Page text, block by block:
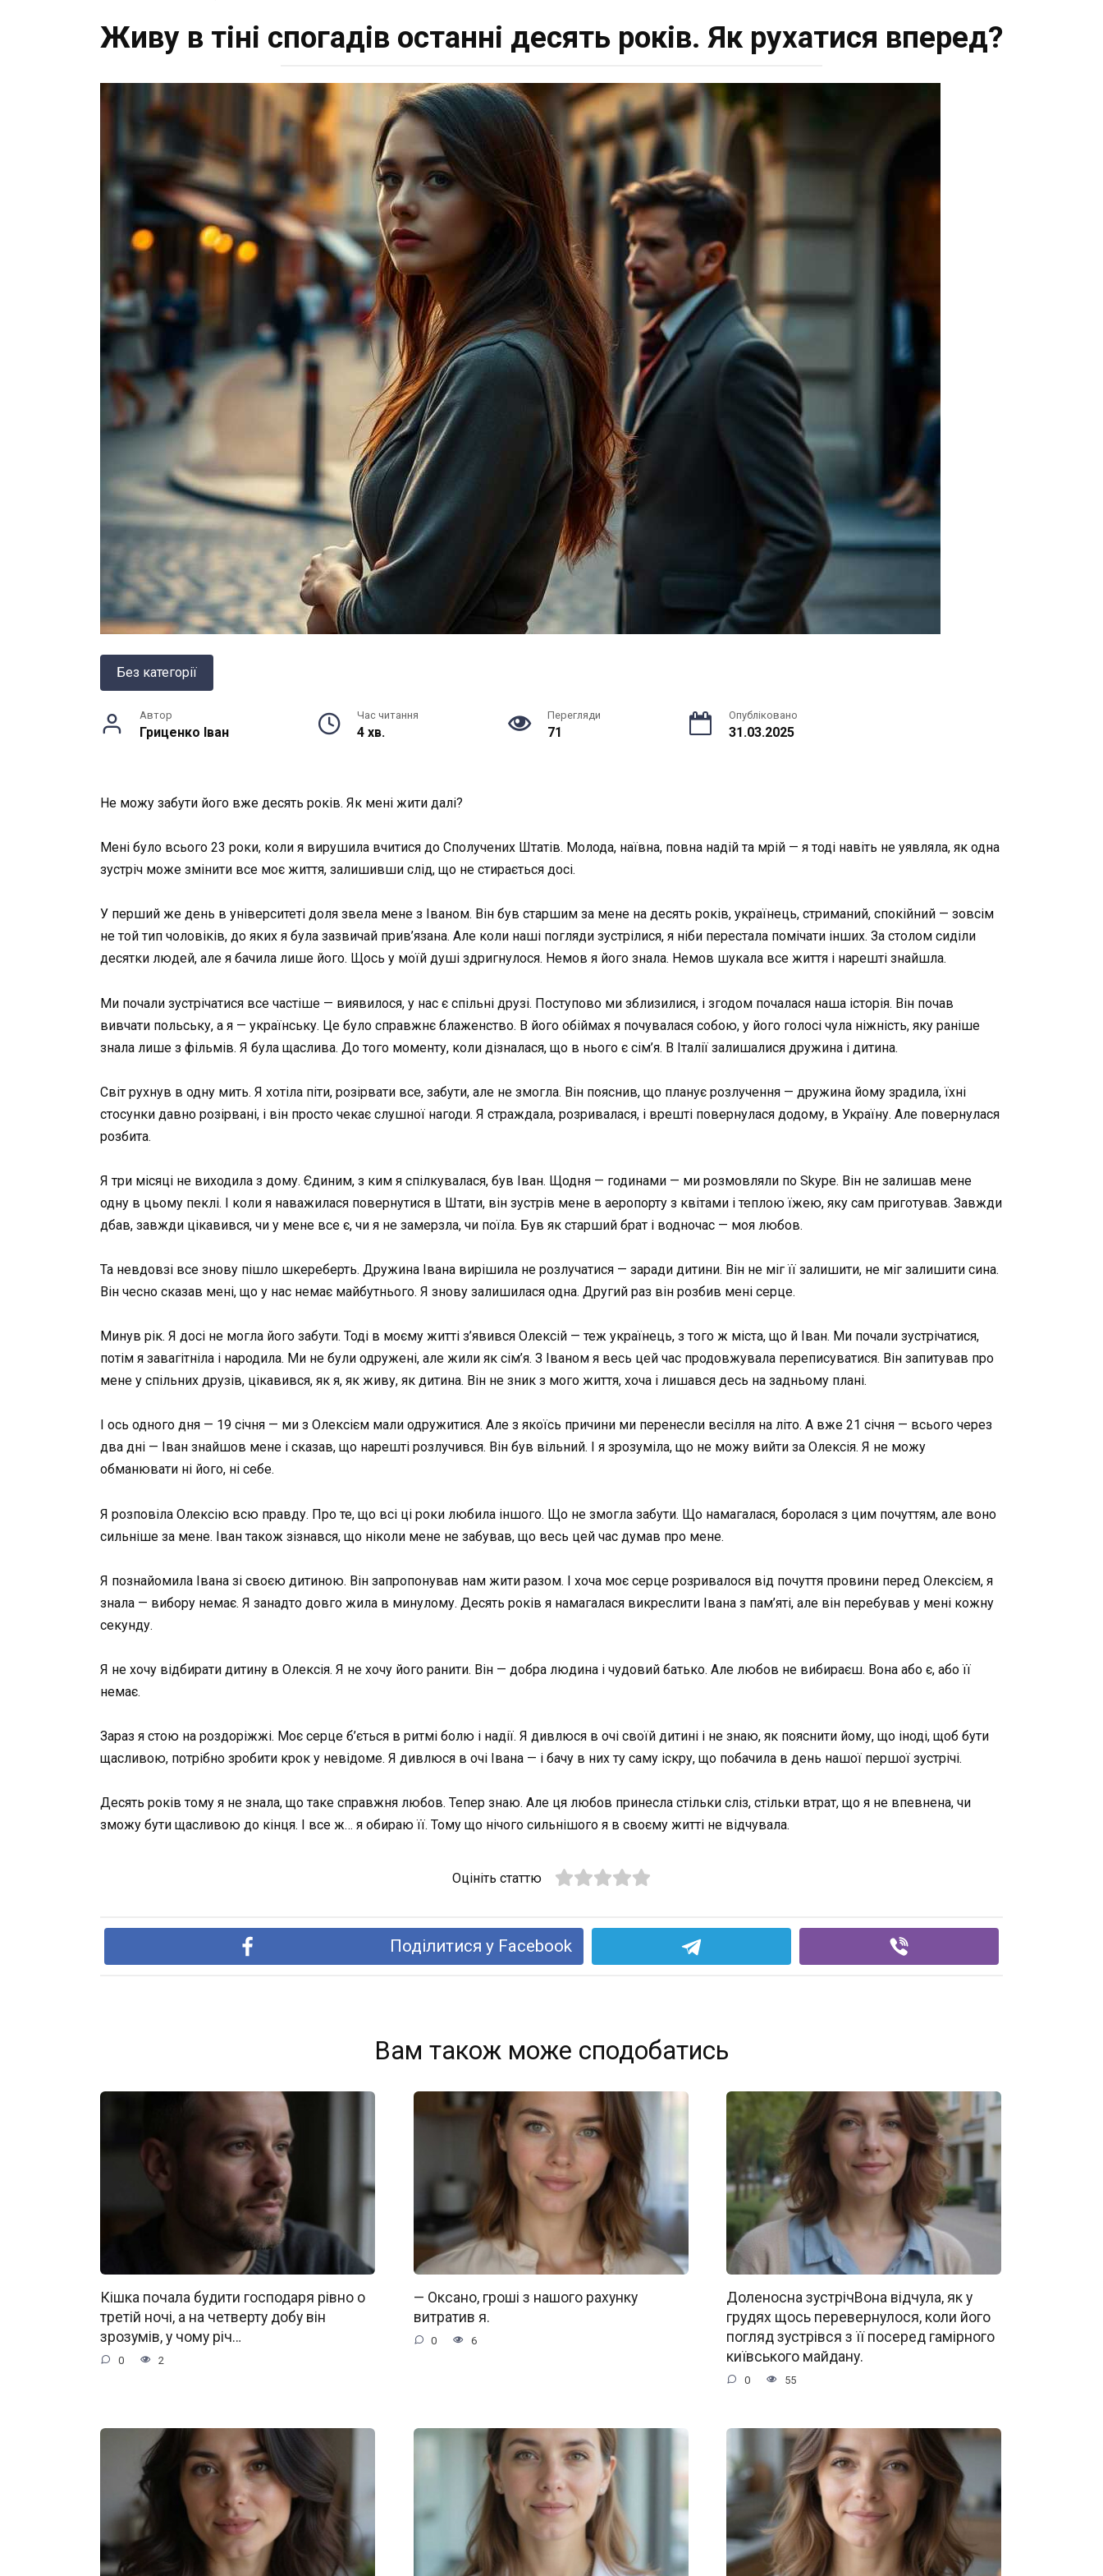
Живу в тіні спогадів останні десять років. Як рухатися вперед?
Без категорії
Автор
Гриценко Іван
Час читання
4 хв.
Перегляди
71
Опубліковано
31.03.2025
Не можу забути його вже десять років. Як мені жити далі?
Мені було всього 23 роки, коли я вирушила вчитися до Сполучених Штатів. Молода, наївна, повна надій та мрій — я тоді навіть не уявляла, як одна
зустріч може змінити все моє життя, залишивши слід, що не стирається досі.
У перший же день в університеті доля звела мене з Іваном. Він був старшим за мене на десять років, українець, стриманий, спокійний — зовсім
не той тип чоловіків, до яких я була зазвичай прив’язана. Але коли наші погляди зустрілися, я ніби перестала помічати інших. За столом сиділи
десятки людей, але я бачила лише його. Щось у моїй душі здригнулося. Немов я його знала. Немов шукала все життя і нарешті знайшла.
Ми почали зустрічатися все частіше — виявилося, у нас є спільні друзі. Поступово ми зблизилися, і згодом почалася наша історія. Він почав
вивчати польську, а я — українську. Це було справжнє блаженство. В його обіймах я почувалася собою, у його голосі чула ніжність, яку раніше
знала лише з фільмів. Я була щаслива. До того моменту, коли дізналася, що в нього є сім’я. В Італії залишалися дружина і дитина.
Світ рухнув в одну мить. Я хотіла піти, розірвати все, забути, але не змогла. Він пояснив, що планує розлучення — дружина йому зрадила, їхні
стосунки давно розірвані, і він просто чекає слушної нагоди. Я страждала, розривалася, і врешті повернулася додому, в Україну. Але повернулася
розбита.
Я три місяці не виходила з дому. Єдиним, з ким я спілкувалася, був Іван. Щодня — годинами — ми розмовляли по Skype. Він не залишав мене
одну в цьому пеклі. І коли я наважилася повернутися в Штати, він зустрів мене в аеропорту з квітами і теплою їжею, яку сам приготував. Завжди
дбав, завжди цікавився, чи у мене все є, чи я не замерзла, чи поїла. Був як старший брат і водночас — моя любов.
Та невдовзі все знову пішло шкереберть. Дружина Івана вирішила не розлучатися — заради дитини. Він не міг її залишити, не міг залишити сина.
Він чесно сказав мені, що у нас немає майбутнього. Я знову залишилася одна. Другий раз він розбив мені серце.
Минув рік. Я досі не могла його забути. Тоді в моєму житті з’явився Олексій — теж українець, з того ж міста, що й Іван. Ми почали зустрічатися,
потім я завагітніла і народила. Ми не були одружені, але жили як сім’я. З Іваном я весь цей час продовжувала переписуватися. Він запитував про
мене у спільних друзів, цікавився, як я, як живу, як дитина. Він не зник з мого життя, хоча і лишався десь на задньому плані.
І ось одного дня — 19 січня — ми з Олексієм мали одружитися. Але з якоїсь причини ми перенесли весілля на літо. А вже 21 січня — всього через
два дні — Іван знайшов мене і сказав, що нарешті розлучився. Він був вільний. І я зрозуміла, що не можу вийти за Олексія. Я не можу
обманювати ні його, ні себе.
Я розповіла Олексію всю правду. Про те, що всі ці роки любила іншого. Що не змогла забути. Що намагалася, боролася з цим почуттям, але воно
сильніше за мене. Іван також зізнався, що ніколи мене не забував, що весь цей час думав про мене.
Я познайомила Івана зі своєю дитиною. Він запропонував нам жити разом. І хоча моє серце розривалося від почуття провини перед Олексієм, я
знала — вибору немає. Я занадто довго жила в минулому. Десять років я намагалася викреслити Івана з пам’яті, але він перебував у мені кожну
секунду.
Я не хочу відбирати дитину в Олексія. Я не хочу його ранити. Він — добра людина і чудовий батько. Але любов не вибираєш. Вона або є, або її
немає.
Зараз я стою на роздоріжжі. Моє серце б’ється в ритмі болю і надії. Я дивлюся в очі своїй дитині і не знаю, як пояснити йому, що іноді, щоб бути
щасливою, потрібно зробити крок у невідоме. Я дивлюся в очі Івана — і бачу в них ту саму іскру, що побачила в день нашої першої зустрічі.
Десять років тому я не знала, що таке справжня любов. Тепер знаю. Але ця любов принесла стільки сліз, стільки втрат, що я не впевнена, чи
зможу бути щасливою до кінця. І все ж… я обираю її. Тому що нічого сильнішого я в своєму житті не відчувала.
Оцініть статтю
Поділитися у Facebook
Вам також може сподобатись
Кішка почала будити господаря рівно о
третій ночі, а на четверту добу він
зрозумів, у чому річ…
0 2
— Оксано, гроші з нашого рахунку
витратив я.
0 6
Доленосна зустрічВона відчула, як у
грудях щось перевернулося, коли його
погляд зустрівся з її посеред гамірного
київського майдану.
0 55